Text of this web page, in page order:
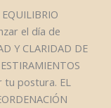
el día de
Y CLARIDAD DE
tu postura. EL